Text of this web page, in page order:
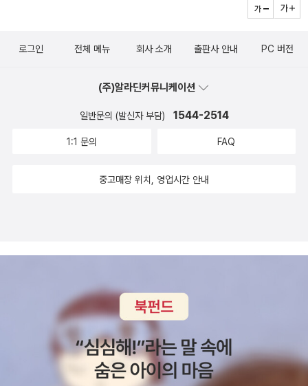
아서평을 작성하였으며 본인의 주관대로 작성하였습니다. **
의 상태를 구성하지 않은 채 일을 하는 다른 직원들을 본 경우가 있는
하고자 하는 데이터 구성을 완료하고 나면, 본격적으로 데이터 분석
담았다는 생각이 들었다. 이 책을 보기 전, 엑셀을 설명하는 기초적
인 유튜브를 보거나 책을 탐독했다면 다음으로 바로 이 책을 보는 걸
엑셀 책의 경우 필요할 때마다 발췌하여 볼만한 책도 있지만, 이 책은
는 생각이다. 뭐하나 군더더기 없이 꼭 필요한 내용만 담았기에 더더
이 있지만, 모든 예제를 하나하나 열어보며 실습을 해보는게 쉬운일
만은 아니다. 그러다보면 더 좋은 책을 없을까 기웃거리기도 하는데,
그 선생님 말처럼 이 책만큼이라도 실제 데이터를 다루는 업무를 많
이 하는 직장인 이라면 진득하게 한번 정독하길 바란다. 아마 엑셀 고
수로 나아가는데 지름길을 안내해 줄거라 믿어 의심치 않는다. 난 항
상 엑셀이라는 프로그램을 쓰면서, '이건 천재가 만든 프로그램이야!'
로그인 전체 메뉴 회사 소개 출판사 안내 PC 버전
(주)알라딘커뮤니케이션
일반문의 (발신자 부담) 1544-2514
1:1 문의 FAQ
중고매장 위치, 영업시간 안내